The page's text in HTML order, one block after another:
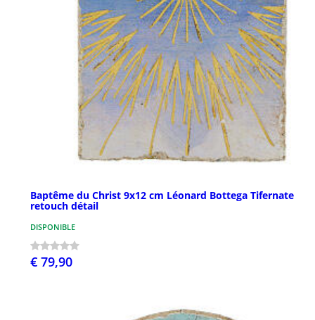
Baptême du Christ 9x12 cm Léonard Bottega Tifernate
retouch détail
DISPONIBLE
€ 79,90